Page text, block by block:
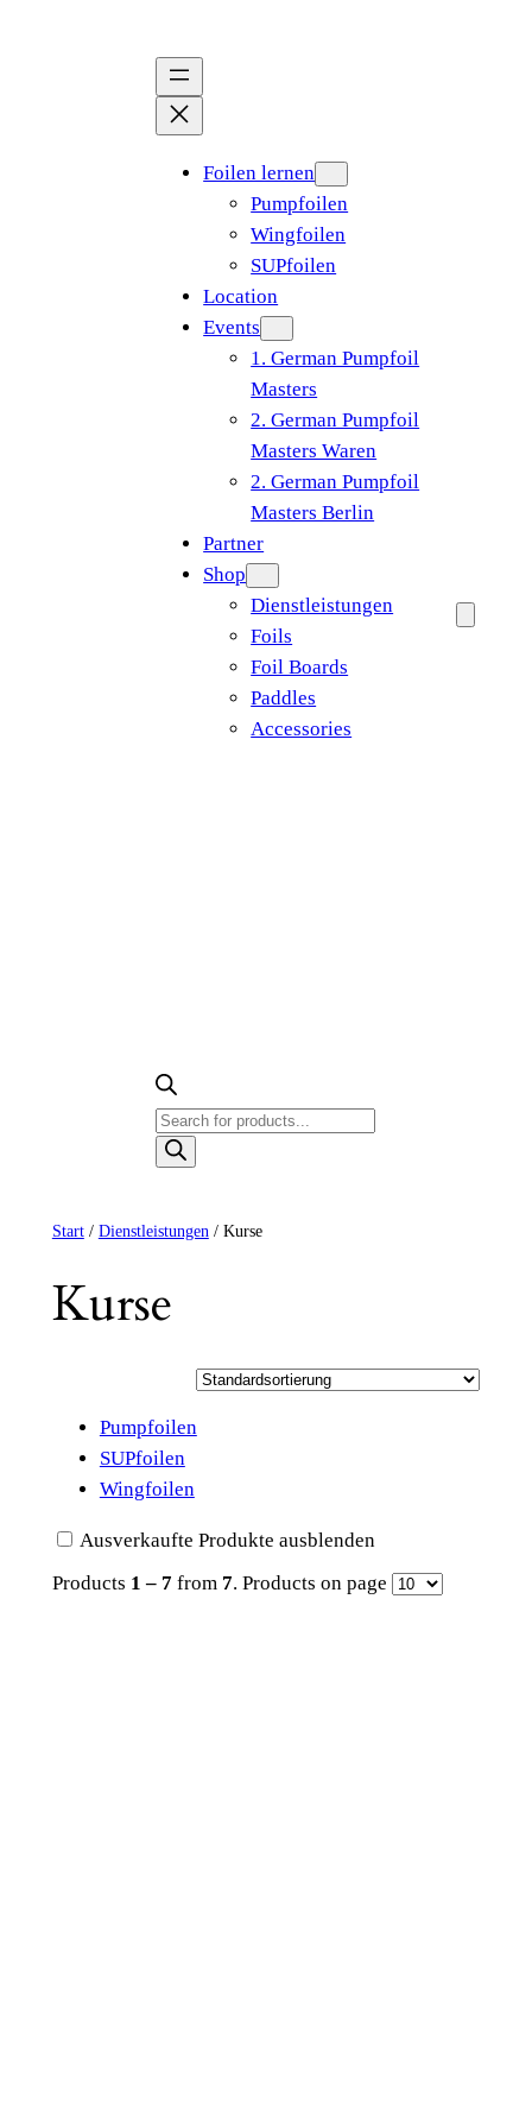
Foilen lernen
Pumpfoilen
Wingfoilen
SUPfoilen
Location
Events
1. German Pumpfoil
Masters
2. German Pumpfoil
Masters Waren
2. German Pumpfoil
Masters Berlin
Partner
Shop
Dienstleistungen
Foils
Foil Boards
Paddles
Accessories
Products
search
Start/ Dienstleistungen/ Kurse
Kurse
Pumpfoilen
SUPfoilen
Wingfoilen
Ausverkaufte Produkte ausblenden
Products 1 – 7 from 7. Products on page